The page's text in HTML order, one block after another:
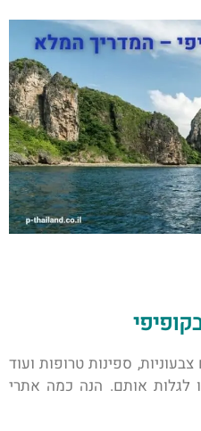
ספינות טרופות ועוד
לגלות אותם. הנה כמה אתרי